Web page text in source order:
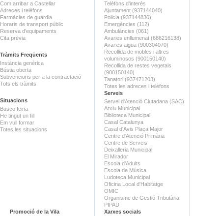
Com arribar a Castellar
Adreces i telèfons
Farmàcies de guàrdia
Horaris de transport públic
Reserva d'equipaments
Cita prèvia
Tràmits Freqüents
Instància genèrica
Bústia oberta
Subvencions per a la contractació
Tots els tràmits
Situacions
Busco feina
He tingut un fill
Em vull formar
Totes les situacions
Telèfons d'interès
Ajuntament (937144040)
Policia (937144830)
Emergències (112)
Ambulàncies (061)
Avaries enllumenat (686216138)
Avaries aigua (900304070)
Recollida de mobles i altres
voluminosos (900150140)
Recollida de restes vegetals
(900150140)
Tanatori (937471203)
Totes les adreces i telèfons
Serveis
Servei d'Atenció Ciutadana (SAC)
Arxiu Municipal
Biblioteca Municipal
Casal Catalunya
Casal d'Avis Plaça Major
Centre d'Atenció Primària
Centre de Serveis
Deixalleria Municipal
El Mirador
Escola d'Adults
Escola de Música
Ludoteca Municipal
Oficina Local d'Habitatge
OMIC
Organisme de Gestió Tributària
PIPAD
Promoció de la Vila
Xarxes socials